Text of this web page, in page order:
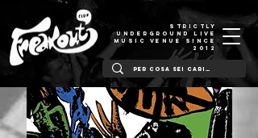
STRICTLY
UNDERGROUND LIVE
MUSIC VENUE SINCE
2012